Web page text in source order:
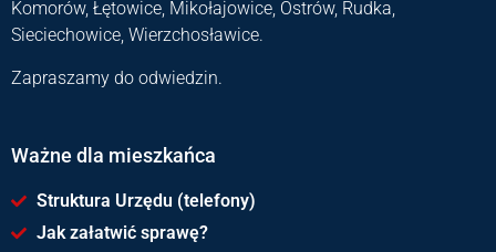
Komorów, Łętowice, Mikołajowice, Ostrów, Rudka,
Sieciechowice, Wierzchosławice.
Zapraszamy do odwiedzin.
Ważne dla mieszkańca
Struktura Urzędu (telefony)
Jak załatwić sprawę?